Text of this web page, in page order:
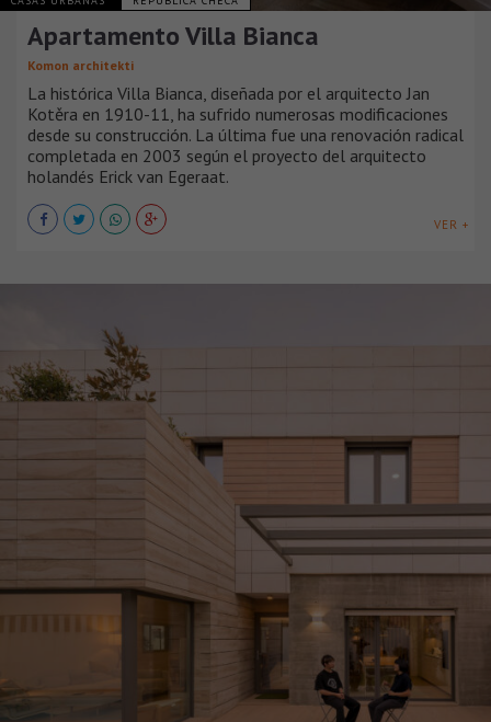
Apartamento Villa Bianca
Komon architekti
La histórica Villa Bianca, diseñada por el arquitecto Jan
Kotěra en 1910-11, ha sufrido numerosas modificaciones
desde su construcción. La última fue una renovación radical
completada en 2003 según el proyecto del arquitecto
holandés Erick van Egeraat.
VER +